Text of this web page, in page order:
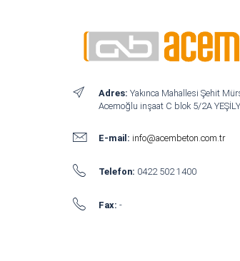
Adres: Yakınca Mahallesi Şehit
Acemoğlu inşaat C blok 5/2A
E-mail: info@acembeton.com.tr
Telefon: 0422 502 1400
Fax: -